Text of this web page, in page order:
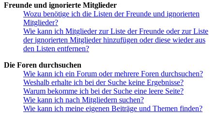
Freunde und ignorierte Mitglieder
Wozu benötige ich die Listen der Freunde und ignorierten
Mitglieder?
Wie kann ich Mitglieder zur Liste der Freunde oder zur Liste
der ignorierten Mitglieder hinzufügen oder diese wieder aus
den Listen entfernen?
Die Foren durchsuchen
Wie kann ich ein Forum oder mehrere Foren durchsuchen?
Weshalb erhalte ich bei der Suche keine Ergebnisse?
Warum bekomme ich bei der Suche eine leere Seite?
Wie kann ich nach Mitgliedern suchen?
Wie kann ich meine eigenen Beiträge und Themen finden?